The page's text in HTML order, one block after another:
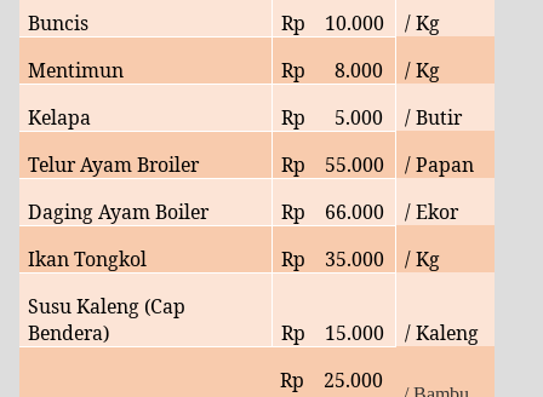
Buncis
Rp 10.000
/ Kg
Mentimun
Rp 8.000
/ Kg
Kelapa
Rp 5.000
/ Butir
Telur Ayam Broiler
Rp 55.000
/ Papan
Daging Ayam Boiler
Rp 66.000
/ Ekor
Ikan Tongkol
Rp 35.000
/ Kg
Susu Kaleng (Cap
Bendera)
Rp 15.000
/ Kaleng
Rp
25.000